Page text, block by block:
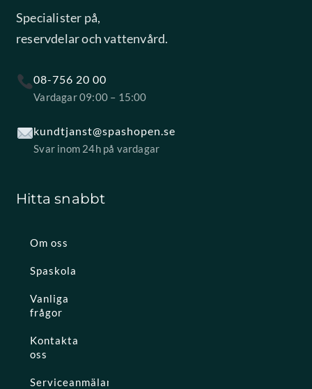
Specialister på,
reservdelar och vattenvård.
08-756 20 00
Vardagar 09:00 – 15:00
kundtjanst@spashopen.se
Svar inom 24h på vardagar
Hitta snabbt
Om oss
Spaskola
Vanliga
frågor
Kontakta
oss
Serviceanmälan